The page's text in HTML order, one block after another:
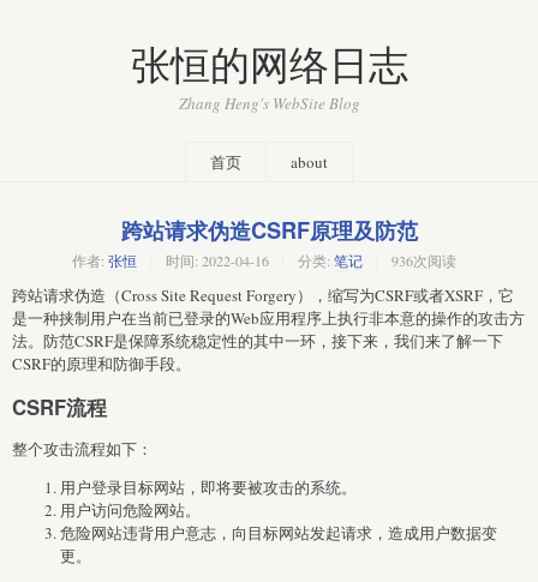
张恒的网络日志
Zhang Heng's WebSite Blog
首页 about
跨站请求伪造CSRF原理及防范
作者: 张恒 时间: 2022-04-16 分类: 笔记 936次阅读
跨站请求伪造（Cross Site Request Forgery），缩写为CSRF或者XSRF，它
是一种挟制用户在当前已登录的Web应用程序上执行非本意的操作的攻击方
法。防范CSRF是保障系统稳定性的其中一环，接下来，我们来了解一下
CSRF的原理和防御手段。
CSRF流程
整个攻击流程如下：
用户登录目标网站，即将要被攻击的系统。
用户访问危险网站。
危险网站违背用户意志，向目标网站发起请求，造成用户数据变
更。